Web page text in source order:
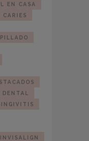
EN CASA
CARIES
INVISALIGN